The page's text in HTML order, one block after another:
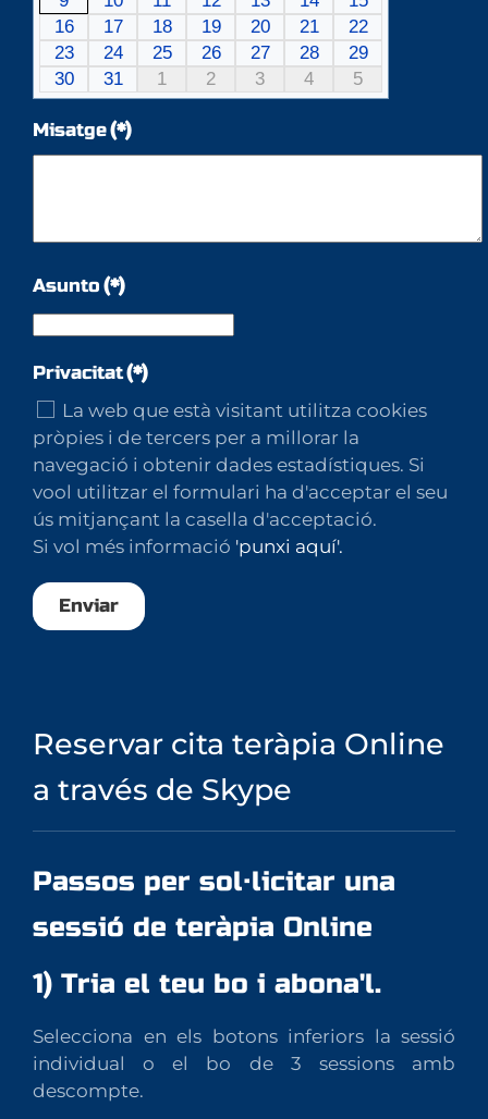
16
17 18 19 20 21
22
23
24 25 26 27 28
29
30
31 1 2 3 4 5
Misatge(*)
Asunto(*)
Privacitat(*)
La web que està visitant utilitza cookies
pròpies i de tercers per a millorar la
navegació i obtenir dades estadístiques. Si
vool utilitzar el formulari ha d'acceptar el seu
ús mitjançant la casella d'acceptació.
Si vol més informació 'punxi aquí'.
Enviar
Reservar cita teràpia Online
a través de Skype
Passos per sol·licitar una
sessió de teràpia Online
1) Tria el teu bo i abona'l.
Selecciona en els botons inferiors la sessió
individual o el bo de 3 sessions amb
descompte.